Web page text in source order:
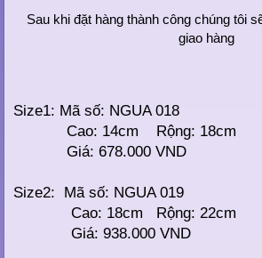
Sau khi đặt hàng thành công chúng tôi
giao hàng
Size1: Mã số: NGUA 018
Cao: 14cm Rộng: 18cm
Giá: 678.000 VND
Size2: Mã số: NGUA 019
Cao: 18cm Rộng: 22cm
Giá: 938.000 VND